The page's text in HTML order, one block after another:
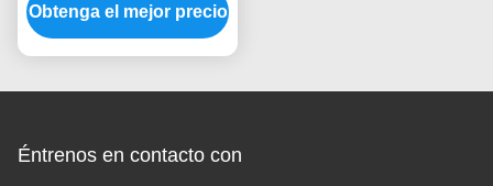
velocidades y control
remoto inteligente para
Obtenga el mejor precio
Éntrenos en contacto con